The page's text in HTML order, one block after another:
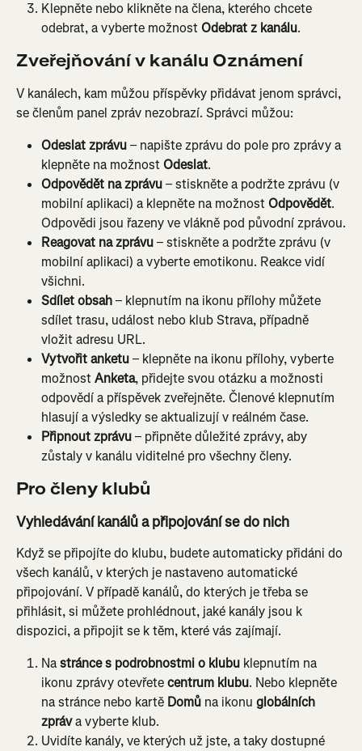
Klepněte nebo klikněte na člena, kterého chcete
odebrat, a vyberte možnost Odebrat z kanálu.
Zveřejňování v kanálu Oznámení
V kanálech, kam můžou příspěvky přidávat jenom správci,
se členům panel zpráv nezobrazí. Správci můžou:
Odeslat zprávu – napište zprávu do pole pro zprávy a
klepněte na možnost Odeslat.
Odpovědět na zprávu – stiskněte a podržte zprávu (v
mobilní aplikaci) a klepněte na možnost Odpovědět.
Odpovědi jsou řazeny ve vlákně pod původní zprávou.
Reagovat na zprávu – stiskněte a podržte zprávu (v
mobilní aplikaci) a vyberte emotikonu. Reakce vidí
všichni.
Sdílet obsah – klepnutím na ikonu přílohy můžete
sdílet trasu, událost nebo klub Strava, případně
vložit adresu URL.
Vytvořit anketu – klepněte na ikonu přílohy, vyberte
možnost Anketa, přidejte svou otázku a možnosti
odpovědí a příspěvek zveřejněte. Členové klepnutím
hlasují a výsledky se aktualizují v reálném čase.
Připnout zprávu – připněte důležité zprávy, aby
zůstaly v kanálu viditelné pro všechny členy.
Pro členy klubů
Vyhledávání kanálů a připojování se do nich
Když se připojíte do klubu, budete automaticky přidáni do
všech kanálů, v kterých je nastaveno automatické
připojování. V případě kanálů, do kterých je třeba se
přihlásit, si můžete prohlédnout, jaké kanály jsou k
dispozici, a připojit se k těm, které vás zajímají.
Na stránce s podrobnostmi o klubu klepnutím na
ikonu zprávy otevřete centrum klubu. Nebo klepněte
na stránce nebo kartě Domů na ikonu globálních
zpráv a vyberte klub.
Uvidíte kanály, ve kterých už jste, a taky dostupné